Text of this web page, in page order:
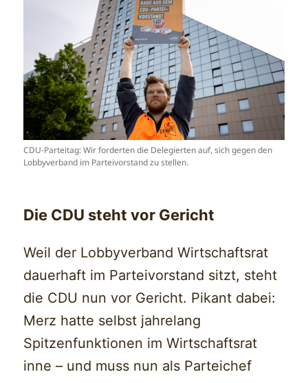
CDU-Parteitag: Wir forderten die Delegierten auf, sich gegen den
Lobbyverband im Parteivorstand zu stellen.
Die CDU steht vor Gericht
Weil der Lobbyverband Wirtschaftsrat
dauerhaft im Parteivorstand sitzt, steht
die CDU nun vor Gericht. Pikant dabei:
Merz hatte selbst jahrelang
Spitzenfunktionen im Wirtschaftsrat
inne – und muss nun als Parteichef